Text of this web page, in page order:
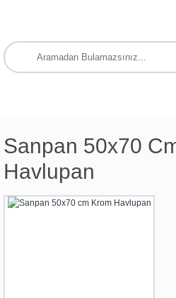
Sanpan 50x70
Havlupan